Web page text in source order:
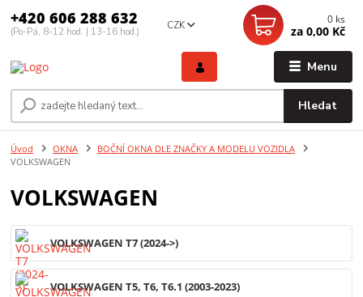
Menu
CZK
Hledat
+420 606 288 632
(Po-Pá, 8-12 hod. | 13-16 hod.)
0 ks
za 0,00 Kč
Úvod OKNA
BOČNÍ OKNA DLE ZNAČKY A MODELU VOZIDLA
VOLKSWAGEN
VOLKSWAGEN
VOLKSWAGEN T7 (2024->)
VOLKSWAGEN T5, T6, T6.1 (2003-2023)